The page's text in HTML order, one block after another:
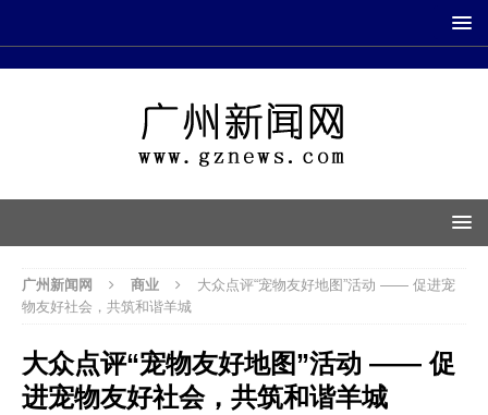
广州新闻网 商业
大众点评“宠物友好地图”活动 —— 促进宠
物友好社会，共筑和谐羊城
大众点评“宠物友好地图”活动 —— 促
进宠物友好社会，共筑和谐羊城